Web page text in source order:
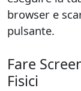
browser e
pulsante.
Fare
Fisici